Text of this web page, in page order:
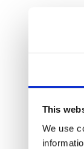
This
We use